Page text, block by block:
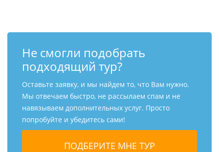
Не смогли подобрать
подходящий тур?
Оставьте заявку, и мы найдем то, что Вам нужно.
Мы отвечаем быстро, не рассылаем спам и не
навязываем дополнительных услуг. Просто
попробуйте и убедитесь сами!